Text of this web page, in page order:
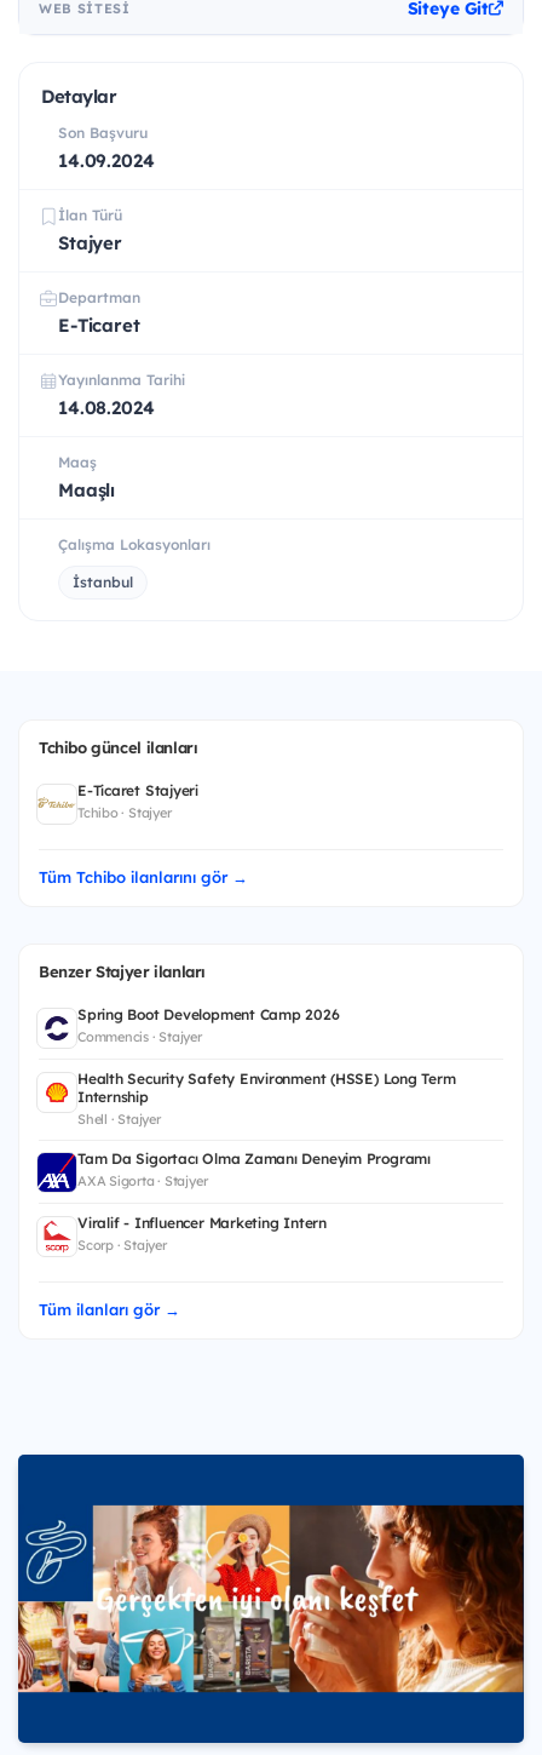
WEB SITESI Siteye Git
Detaylar
Son Başvuru
14.09.2024
İlan Türü
Stajyer
Departman
E-Ticaret
Yayınlanma Tarihi
14.08.2024
Maaş
Maaşlı
Çalışma Lokasyonları
İstanbul
Tchibo güncel ilanları
E-Ticaret Stajyeri
Tchibo · Stajyer
Tüm Tchibo ilanlarını gör →
Benzer Stajyer ilanları
Spring Boot Development Camp 2026
Commencis · Stajyer
Health Security Safety Environment (HSSE) Long Term
Internship
Shell · Stajyer
Tam Da Sigortacı Olma Zamanı Deneyim Programı
AXA Sigorta · Stajyer
Viralif - Influencer Marketing Intern
Scorp · Stajyer
Tüm ilanları gör →